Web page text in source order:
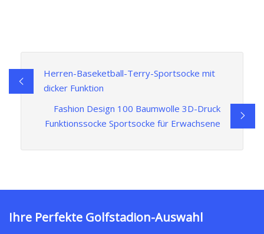
Herren-Baseketball-Terry-Sportsocke mit
dicker Funktion
Fashion Design 100 Baumwolle 3D-Druck
Funktionssocke Sportsocke für Erwachsene
Ihre Perfekte Golfstadion-Auswahl